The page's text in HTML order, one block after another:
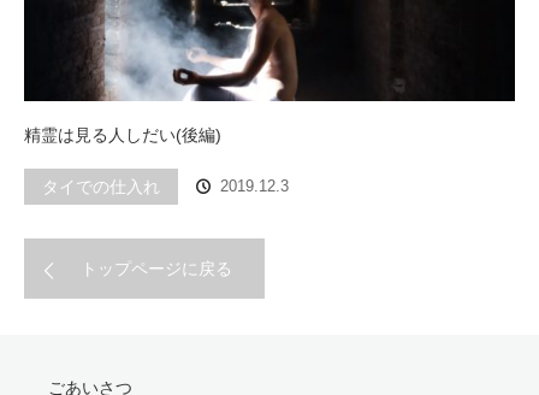
精霊は見る人しだい(後編)
タイでの仕入れ 2019.12.3
トップページに戻る
ごあいさつ